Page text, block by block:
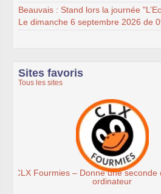
Beauvais : Stand lors la journée
Le dimanche 6 septembre 2026 de
Sites favoris
Tous les sites
Ateliers du Libre à